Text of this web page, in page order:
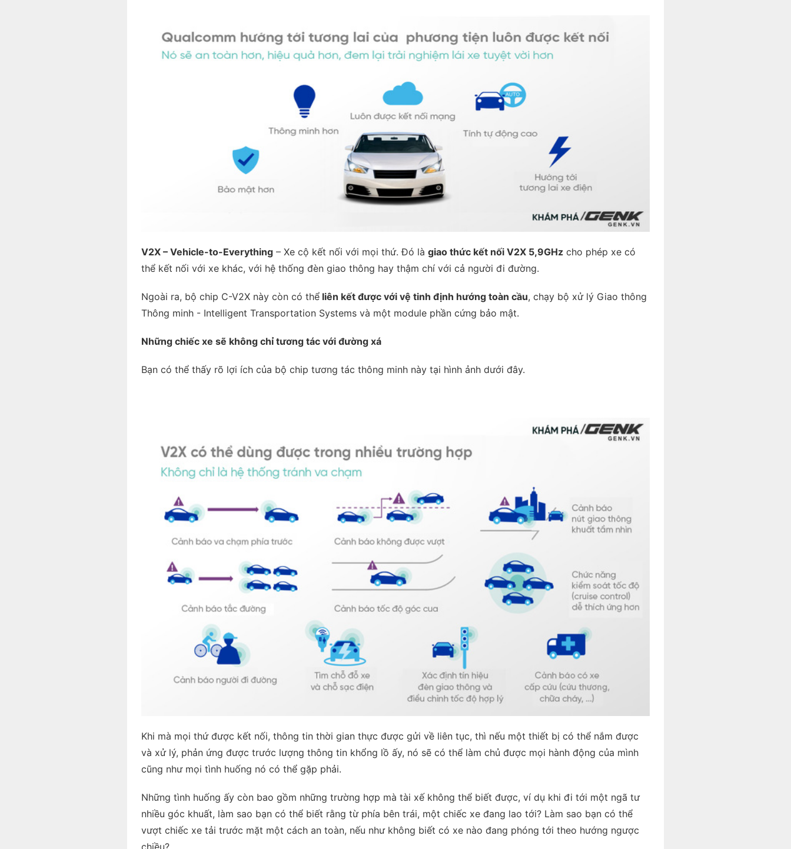
V2X – Vehicle-to-Everything– Xe cộ kết nối với mọi thứ. Đó là giao thức kết nối V2X 5,9GHzcho phép xe có
thể kết nối với xe khác, với hệ thống đèn giao thông hay thậm chí với cả người đi đường.
Ngoài ra, bộ chip C-V2X này còn có thểliên kết được với vệ tinh định hướng toàn cầu, chạy bộ xử lý Giao thông
Thông minh - Intelligent Transportation Systems và một module phần cứng bảo mật.
Những chiếc xe sẽ không chỉ tương tác với đường xá
Bạn có thể thấy rõ lợi ích của bộ chip tương tác thông minh này tại hình ảnh dưới đây.
Khi mà mọi thứ được kết nối, thông tin thời gian thực được gửi về liên tục, thì nếu một thiết bị có thể nắm được
và xử lý, phản ứng được trước lượng thông tin khổng lồ ấy, nó sẽ có thể làm chủ được mọi hành động của mình
cũng như mọi tình huống nó có thể gặp phải.
Những tình huống ấy còn bao gồm những trường hợp mà tài xế không thể biết được, ví dụ khi đi tới một ngã tư
nhiều góc khuất, làm sao bạn có thể biết rằng từ phía bên trái, một chiếc xe đang lao tới? Làm sao bạn có thể
vượt chiếc xe tải trước mặt một cách an toàn, nếu như không biết có xe nào đang phóng tới theo hướng ngược
chiều?